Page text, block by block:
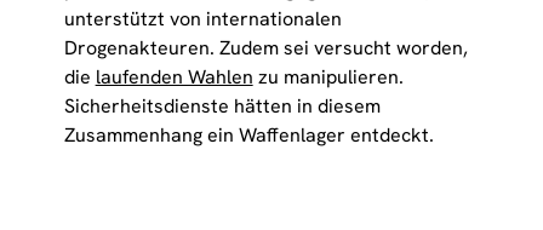
unterstützt von internationalen
Drogenakteuren. Zudem sei versucht worden,
die laufenden Wahlen zu manipulieren.
Sicherheitsdienste hätten in diesem
Zusammenhang ein Waffenlager entdeckt.